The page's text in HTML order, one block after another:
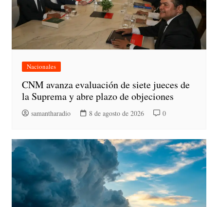
Nacionales
CNM avanza evaluación de siete jueces de
la Suprema y abre plazo de objeciones
samantharadio 8 de agosto de 2026 0